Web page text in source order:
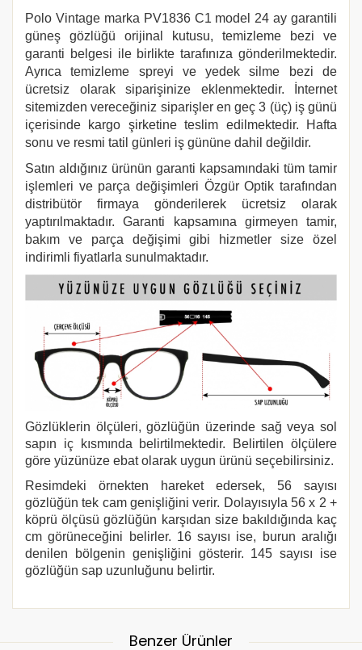
Polo Vintage marka PV1836 C1 model 24 ay garantili
güneş gözlüğü orijinal kutusu, temizleme bezi ve
garanti belgesi ile birlikte tarafınıza gönderilmektedir.
Ayrıca temizleme spreyi ve yedek silme bezi de
ücretsiz olarak siparişinize eklenmektedir. İnternet
sitemizden vereceğiniz siparişler en geç 3 (üç) iş günü
içerisinde kargo şirketine teslim edilmektedir. Hafta
sonu ve resmi tatil günleri iş gününe dahil değildir.
Satın aldığınız ürünün garanti kapsamındaki tüm tamir
işlemleri ve parça değişimleri Özgür Optik tarafından
distribütör firmaya gönderilerek ücretsiz olarak
yaptırılmaktadır. Garanti kapsamına girmeyen tamir,
bakım ve parça değişimi gibi hizmetler size özel
indirimli fiyatlarla sunulmaktadır.
Gözlüklerin ölçüleri, gözlüğün üzerinde sağ veya sol
sapın iç kısmında belirtilmektedir. Belirtilen ölçülere
göre yüzünüze ebat olarak uygun ürünü seçebilirsiniz.
Resimdeki örnekten hareket edersek, 56 sayısı
gözlüğün tek cam genişliğini verir. Dolayısıyla 56 x 2 +
köprü ölçüsü gözlüğün karşıdan size bakıldığında kaç
cm görüneceğini belirler. 16 sayısı ise, burun aralığı
denilen bölgenin genişliğini gösterir. 145 sayısı ise
gözlüğün sap uzunluğunu belirtir.
Benzer Ürünler